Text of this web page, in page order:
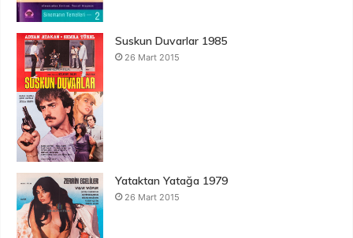
Suskun Duvarlar 1985
26 Mart 2015
Yataktan Yatağa 1979
26 Mart 2015